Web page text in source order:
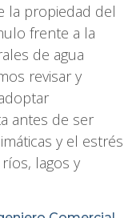
la propiedad del
frente a la
de agua
revisar y
antes de ser
y el estrés
lagos y